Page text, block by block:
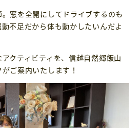
窓を全開にしてドライブするのも
不足だから体も動かしたいんだよ
クティビティを、信越自然郷飯山
ご案内いたします！